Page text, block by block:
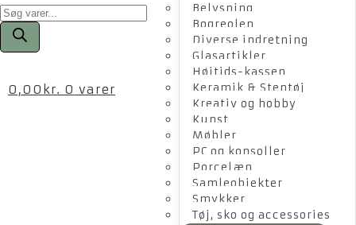
Products
search
0,00 kr. 0 varer
Belysning
Bogreolen
Diverse indretning
Glasartikler
Højtids-kassen
Keramik & Stentøj
Kreativ og hobby
Kunst
Møbler
PC og konsoller
Porcelæn
Samleobjekter
Smykker
Tøj, sko og accessories